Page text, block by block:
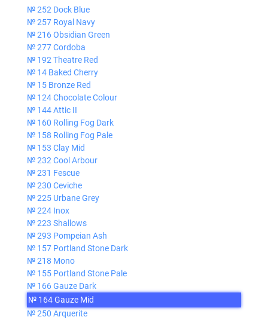
№ 252 Dock Blue
№ 257 Royal Navy
№ 216 Obsidian Green
№ 277 Cordoba
№ 192 Theatre Red
№ 14 Baked Cherry
№ 15 Bronze Red
№ 124 Chocolate Colour
№ 144 Attic II
№ 160 Rolling Fog Dark
№ 158 Rolling Fog Pale
№ 153 Clay Mid
№ 232 Cool Arbour
№ 231 Fescue
№ 230 Ceviche
№ 225 Urbane Grey
№ 224 Inox
№ 223 Shallows
№ 293 Pompeian Ash
№ 157 Portland Stone Dark
№ 218 Mono
№ 155 Portland Stone Pale
№ 166 Gauze Dark
№ 164 Gauze Mid
№ 250 Arquerite